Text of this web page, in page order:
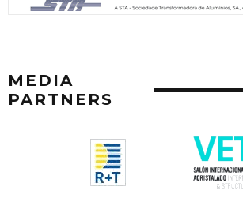
MEDIA
PARTNERS